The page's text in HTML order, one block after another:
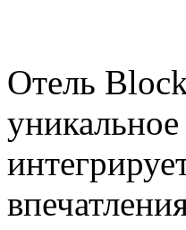
Отель